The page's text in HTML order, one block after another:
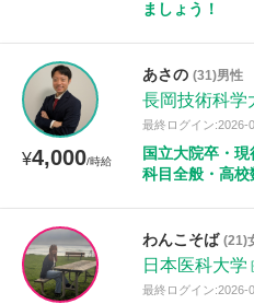
ましょう！
¥4,000/時給
あさの (31)男性
長岡技術科学
最終ログイン:2026-
国立大院卒・
科目全般・高校
わんこそば (21)
日本医科大学
最終ログイン:2026-